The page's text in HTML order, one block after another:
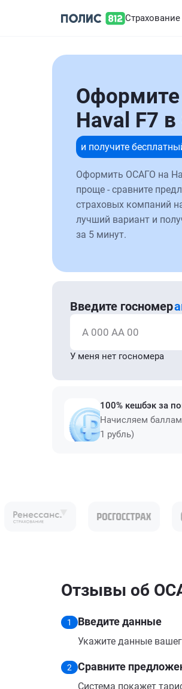
Haval F7
и получите
Оформить ОСАГО на
проще - сравните
страховых компаний
лучший вариант и
за 5 минут.
Введите госномер
А 000 АА 00
У меня нет госномера
100% кешбэк за
Начисляем
1 рубль)
Отзывы об
1 Введите данные
Укажите данные
2 Сравните
Система покажет